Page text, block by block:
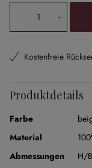
Produkt
Kostenfreie
Produktdetails
Farbe
Material
Abmessungen
H/